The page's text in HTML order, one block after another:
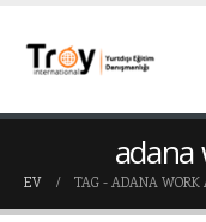
adana
EV TAG - ADANA WORK